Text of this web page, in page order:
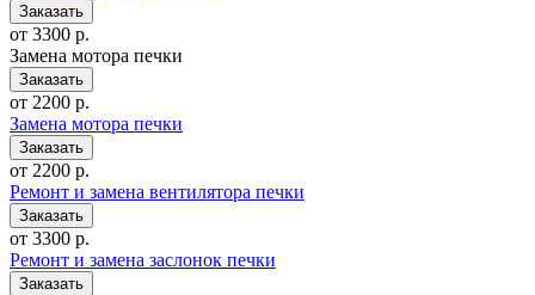
от 3300 р.
Замена мотора печки
от 2200 р.
Замена мотора печки
от 2200 р.
Ремонт и замена вентилятора печки
от 3300 р.
Ремонт и замена заслонок печки